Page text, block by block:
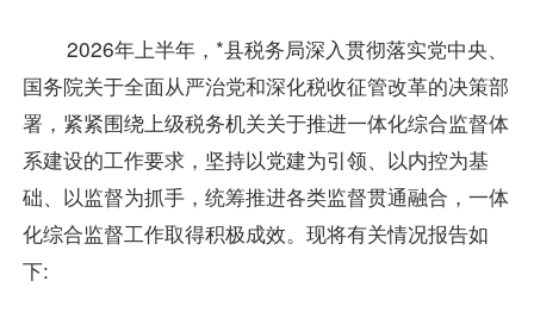
2026年上半年，*县税务局深入贯彻落实党中央、
国务院关于全面从严治党和深化税收征管改革的决策部
署，紧紧围绕上级税务机关关于推进一体化综合监督体
系建设的工作要求，坚持以党建为引领、以内控为基
础、以监督为抓手，统筹推进各类监督贯通融合，一体
化综合监督工作取得积极成效。现将有关情况报告如
下: